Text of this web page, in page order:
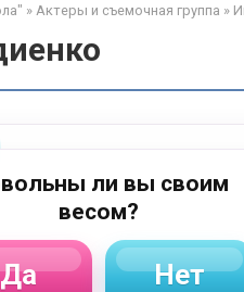
» Актеры и съемочная группа »
ли вы своим
весом?
Да Нет